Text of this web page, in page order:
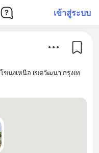
เข้าสู่ระบบ
นงเหนือ เขตวัฒนา กรุงเท